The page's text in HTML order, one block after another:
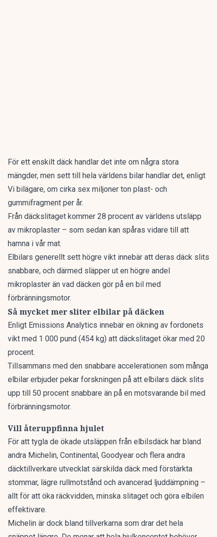
För ett enskilt däck handlar det inte om några stora
mängder, men sett till hela världens bilar handlar det, enligt
Vi bilägare, om cirka sex miljoner ton plast- och
gummifragment per år.
Från däckslitaget kommer 28 procent av världens utsläpp
av mikroplaster – som sedan kan spåras vidare till att
hamna i vår mat.
Elbilars generellt sett högre vikt innebär att deras däck slits
snabbare, och därmed släpper ut en högre andel
mikroplaster än vad däcken gör på en bil med
förbränningsmotor.
Så mycket mer sliter elbilar på däcken
Enligt Emissions Analytics innebär en ökning av fordonets
vikt med 1 000 pund (454 kg) att däckslitaget ökar med 20
procent.
Tillsammans med den snabbare accelerationen som många
elbilar erbjuder pekar forskningen på att elbilars däck slits
upp till 50 procent snabbare än på en motsvarande bil med
förbränningsmotor.
Vill återuppfinna hjulet
För att tygla de ökade utsläppen från elbilsdäck har bland
andra Michelin, Continental, Goodyear och flera andra
däcktillverkare utvecklat särskilda däck med förstärkta
stommar, lägre rullmotstånd och avancerad ljuddämpning –
allt för att öka räckvidden, minska slitaget och göra elbilen
effektivare.
Michelin är dock bland tillverkarna som drar det hela